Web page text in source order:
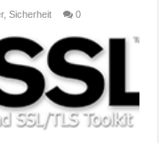
,Sicherheit 0